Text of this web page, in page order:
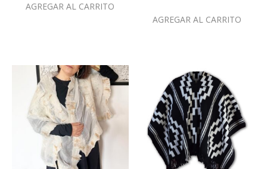
AGREGAR AL CARRITO
AGREGAR AL CARRITO